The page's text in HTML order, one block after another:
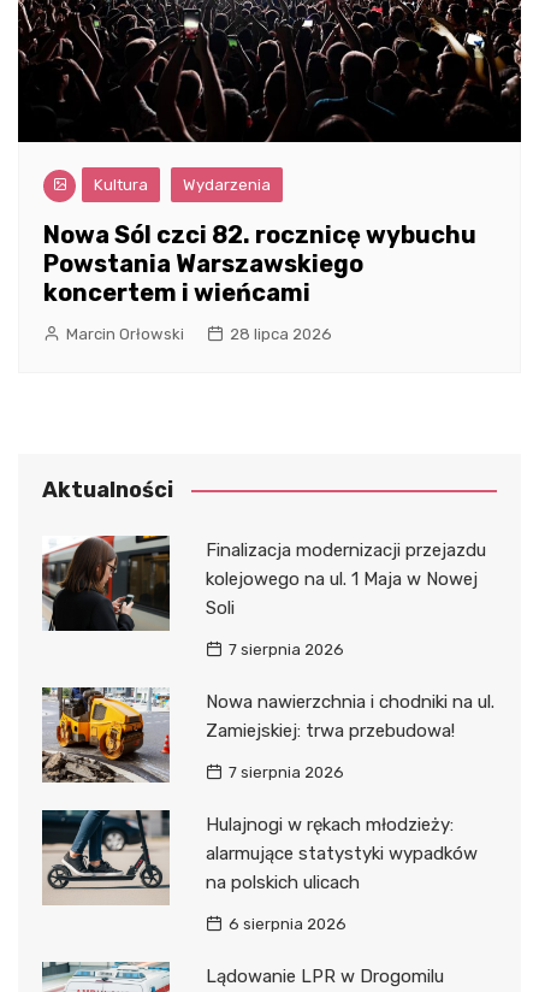
Kultura Wydarzenia
Nowa Sól czci 82. rocznicę wybuchu
Powstania Warszawskiego
koncertem i wieńcami
Marcin Orłowski 28 lipca 2026
Aktualności
Finalizacja modernizacji przejazdu
kolejowego na ul. 1 Maja w Nowej
Soli
7 sierpnia 2026
Nowa nawierzchnia i chodniki na ul.
Zamiejskiej: trwa przebudowa!
7 sierpnia 2026
Hulajnogi w rękach młodzieży:
alarmujące statystyki wypadków
na polskich ulicach
6 sierpnia 2026
Lądowanie LPR w Drogomilu